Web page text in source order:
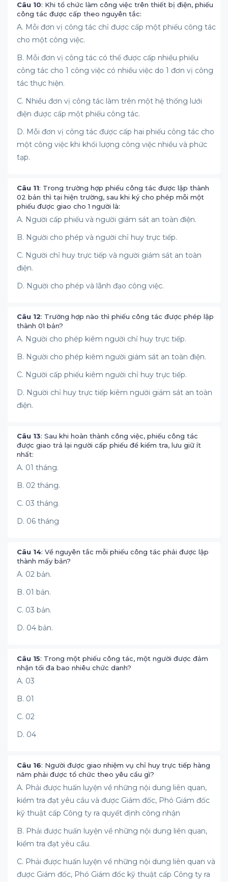
Câu 10: Khi tổ chức làm công việc trên thiết bị điện, phiếu
công tác được cấp theo nguyên tắc:
A. Mỗi đơn vị công tác chỉ được cấp một phiếu công tác
cho một công việc.
B. Mỗi đơn vị công tác có thể được cấp nhiều phiếu
công tác cho 1 công việc có nhiều việc do 1 đơn vị công
tác thực hiện.
C. Nhiều đơn vị công tác làm trên một hệ thống lưới
điện được cấp một phiếu công tác.
D. Mỗi đơn vị công tác được cấp hai phiếu công tác cho
một công việc khi khối lượng công việc nhiều và phức
tạp.
Câu 11: Trong trường hợp phiếu công tác được lập thành
02 bản thì tại hiện trường, sau khi ký cho phép mỗi một
phiếu được giao cho 1 người là:
A. Người cấp phiếu và người giám sát an toàn điện.
B. Người cho phép và người chỉ huy trực tiếp.
C. Người chỉ huy trực tiếp và người giám sát an toàn
điện.
D. Người cho phép và lãnh đạo công việc.
Câu 12: Trường hợp nào thì phiếu công tác được phép lập
thành 01 bản?
A. Người cho phép kiêm người chỉ huy trực tiếp.
B. Người cho phép kiêm người giám sát an toàn điện.
C. Người cấp phiếu kiêm người chỉ huy trực tiếp.
D. Người chỉ huy trực tiếp kiêm người giám sát an toàn
điện.
Câu 13: Sau khi hoàn thành công việc, phiếu công tác
được giao trả lại người cấp phiếu để kiểm tra, lưu giữ ít
nhất:
A. 01 tháng.
B. 02 tháng.
C. 03 tháng.
D. 06 tháng
Câu 14: Về nguyên tắc mỗi phiếu công tác phải được lập
thành mấy bản?
A. 02 bản.
B. 01 bản.
C. 03 bản.
D. 04 bản.
Câu 15: Trong một phiếu công tác, một người được đảm
nhận tối đa bao nhiêu chức danh?
A. 03
B. 01
C. 02
D. 04
Câu 16: Người được giao nhiệm vụ chỉ huy trực tiếp hàng
năm phải được tổ chức theo yêu cầu gì?
A. Phải được huấn luyện về những nội dung liên quan,
kiểm tra đạt yêu cầu và được Giám đốc, Phó Giám đốc
kỹ thuật cấp Công ty ra quyết định công nhận
B. Phải được huấn luyện về những nội dung liên quan,
kiểm tra đạt yêu cầu.
C. Phải được huấn luyện về những nội dung liên quan và
được Giám đốc, Phó Giám đốc kỹ thuật cấp Công ty ra